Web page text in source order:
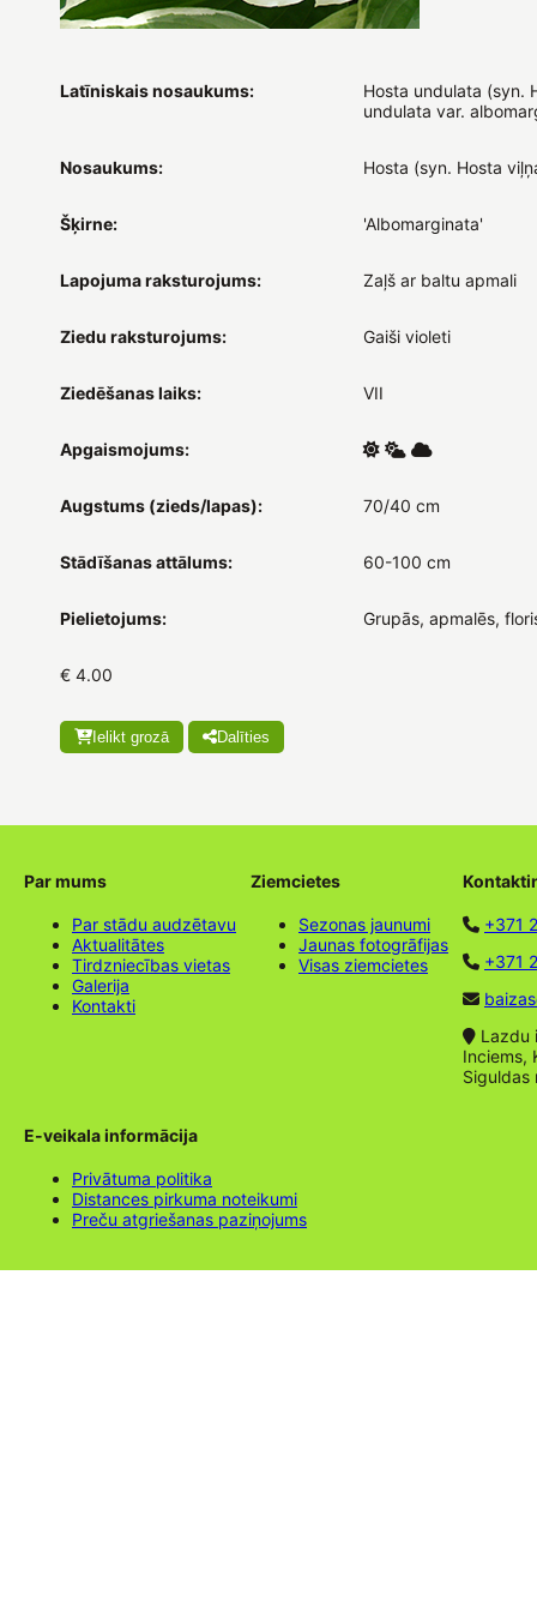
Latīniskais nosaukums:
Hosta undulata (syn.
undulata var.
Nosaukums: Hosta (syn. Hosta
Šķirne: 'Albomarginata'
Lapojuma raksturojums: Zaļš ar baltu apmali
Ziedu raksturojums: Gaiši violeti
Ziedēšanas laiks: VII
Apgaismojums:
Augstums (zieds/lapas): 70/40 cm
Stādīšanas attālums: 60-100 cm
Pielietojums: Grupās, apmalēs,
€ 4.00
Ielikt grozā Dalīties
Par mums
Par stādu audzētavu
Aktualitātes
Tirdzniecības vietas
Galerija
Kontakti
Ziemcietes
Sezonas jaunumi
Jaunas fotogrāfijas
Visas ziemcietes
+371
+371
Lazdu
Inciems,
Siguldas
E-veikala informācija
Privātuma politika
Distances pirkuma noteikumi
Preču atgriešanas paziņojums